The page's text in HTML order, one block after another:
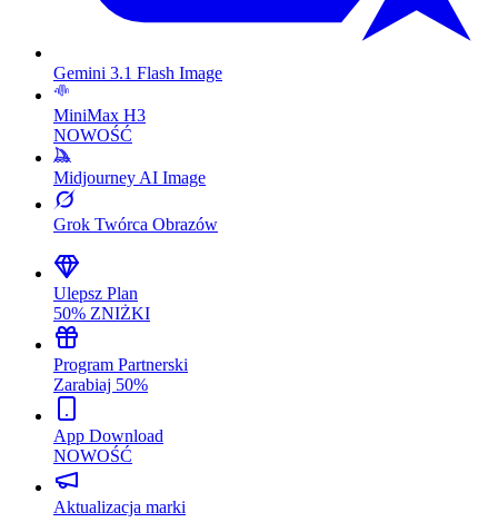
Gemini 3.1 Flash Image
MiniMax H3
NOWOŚĆ
Midjourney AI Image
Grok Twórca Obrazów
Ulepsz Plan
50% ZNIŻKI
Program Partnerski
Zarabiaj 50%
App Download
NOWOŚĆ
Aktualizacja marki